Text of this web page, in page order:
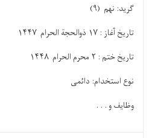
گرید: نهم (۹)
تاریخ آغاز : ۱۷ ذوالحجة الحرام
تاریخ ختم : ۲ محرم الحرام ۱۴۴۸
نوع استخدام: دائمی
وظایف و . . .